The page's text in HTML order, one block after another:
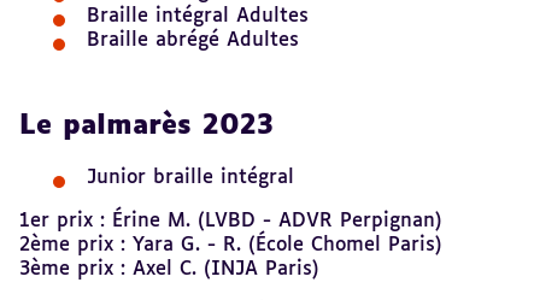
Braille intégral Adultes
Braille abrégé Adultes
Le palmarès 2023
Junior braille intégral
1er prix : Érine M. (LVBD - ADVR Perpignan)
2ème prix : Yara G. - R. (École Chomel Paris)
3ème prix : Axel C. (INJA Paris)